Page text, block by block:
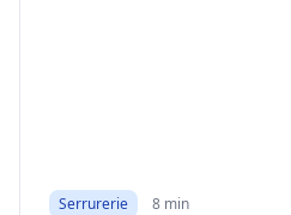
Serrurerie 8 min